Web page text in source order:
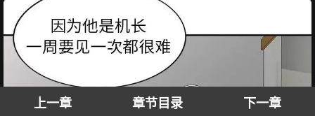
上一章 章节目录 下一章